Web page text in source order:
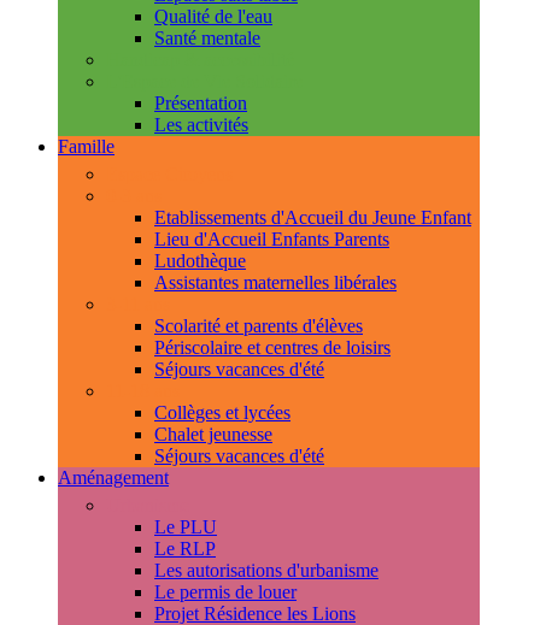
Qualité de l'eau
Santé mentale
Présentation
Les activités
Famille
Etablissements d'Accueil du Jeune Enfant
Lieu d'Accueil Enfants Parents
Ludothèque
Assistantes maternelles libérales
Scolarité et parents d'élèves
Périscolaire et centres de loisirs
Séjours vacances d'été
Collèges et lycées
Chalet jeunesse
Séjours vacances d'été
Aménagement
Le PLU
Le RLP
Les autorisations d'urbanisme
Le permis de louer
Projet Résidence les Lions